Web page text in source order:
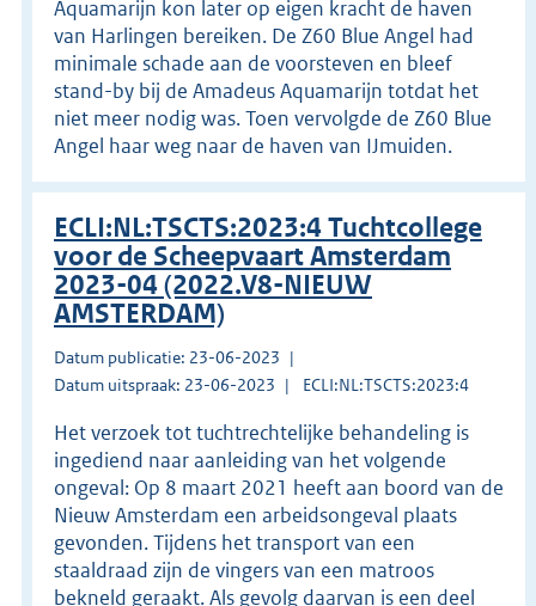
Aquamarijn kon later op eigen kracht de haven
van Harlingen bereiken. De Z60 Blue Angel had
minimale schade aan de voorsteven en bleef
stand-by bij de Amadeus Aquamarijn totdat het
niet meer nodig was. Toen vervolgde de Z60 Blue
Angel haar weg naar de haven van IJmuiden.
ECLI:NL:TSCTS:2023:4 Tuchtcollege
voor de Scheepvaart Amsterdam
2023-04 (2022.V8-NIEUW
AMSTERDAM)
Datum publicatie: 23-06-2023
Datum uitspraak: 23-06-2023
ECLI:NL:TSCTS:2023:4
Het verzoek tot tuchtrechtelijke behandeling is
ingediend naar aanleiding van het volgende
ongeval: Op 8 maart 2021 heeft aan boord van de
Nieuw Amsterdam een arbeidsongeval plaats
gevonden. Tijdens het transport van een
staaldraad zijn de vingers van een matroos
bekneld geraakt. Als gevolg daarvan is een deel